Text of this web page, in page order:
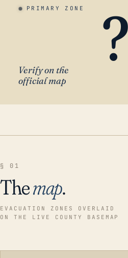
PRIMARY ZONE ?
Verify on the
official map
§ 01
Themap.
EVACUATION ZONES OVERLAID
ON THE LIVE COUNTY BASEMAP